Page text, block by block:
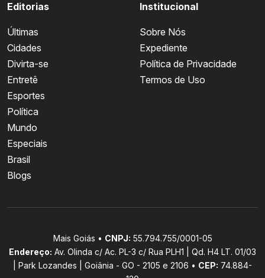
Editorias
Últimas
Cidades
Divirta-se
Entretê
Esportes
Política
Mundo
Especiais
Brasil
Blogs
Institucional
Sobre Nós
Expediente
Política de Privacidade
Termos de Uso
Mais Goiás • CNPJ: 55.794.755/0001-05
Endereço: Av. Olinda c/ Ac. PL-3 c/ Rua PLH1 | Qd. H4 LT. 01/03
| Park Lozandes | Goiânia - GO - 2105 e 2106 • CEP: 74.884-